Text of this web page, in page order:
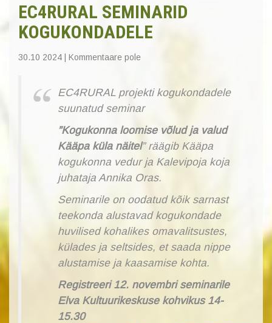
EC4RURAL SEMINARID
KOGUKONDADELE
30.10 2024 | Kommentaare pole
EC4RURAL projekti kogukondadele
suunatud seminar
”Kogukonna loomise võlud ja valud
Kääpa küla näitel” räägib Kääpa
kogukonna vedur ja Kalevipoja koja
juhataja Annika Oras.
Seminarile on oodatud kõik sarnast
teekonda alustavad kogukondade
huvilised kohalikes omavalitsustes,
külades ja seltsides, et saada nippe
alustamise ja kaasamise kohta.
Registreeri 12. novembri seminarile
Elva Kultuurikeskuse kohvikus 14-
15.30